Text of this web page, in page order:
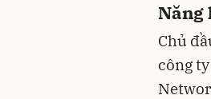
Năng
Chủ
công